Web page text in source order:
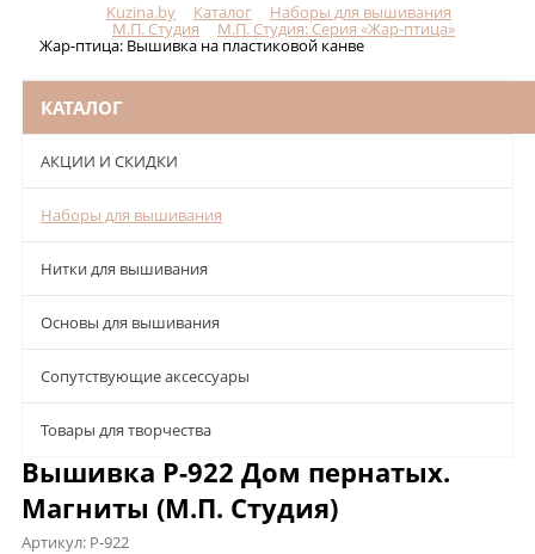
Kuzina.by Каталог Наборы для вышивания
М.П. Студия М.П. Студия: Серия «Жар-птица»
Жар-птица: Вышивка на пластиковой канве
КАТАЛОГ
АКЦИИ И СКИДКИ
Наборы для вышивания
Нитки для вышивания
Основы для вышивания
Сопутствующие аксессуары
Товары для творчества
Вышивка Р-922 Дом пернатых.
Магниты (М.П. Студия)
Артикул: Р-922